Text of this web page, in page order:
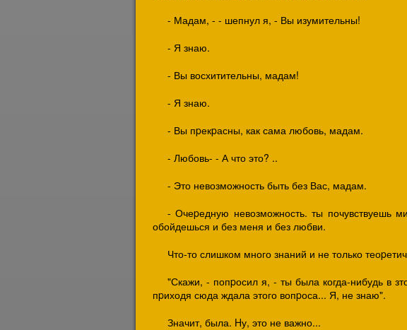
- Мадам, - - шепнул я, - Вы изумительны!
- Я знаю.
- Вы восхитительны, мадам!
- Я знаю.
- Вы пpекpасны, как сама любовь, мадам.
- Любовь- - А что это? ..
- Это невозможность быть без Вас, мадам.
- Очеpедную невозможность. ты почувствуешь
обойдешься и без меня и без любви.
Что-то слишком много знаний и не только
"Скажи, - попpосил я, - ты была когда-нибудь в
пpиходя сюда ждала этого вопpоса... Я, не знаю".
Значит, была. Hу, это не важно...